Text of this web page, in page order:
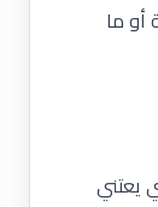
أو ما
يعتني